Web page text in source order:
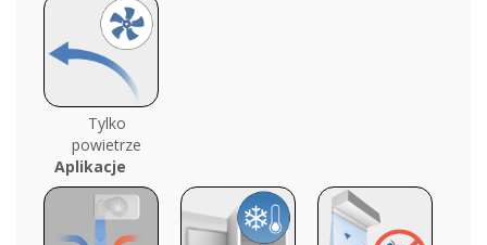
Tylko
powietrze
Aplikacje